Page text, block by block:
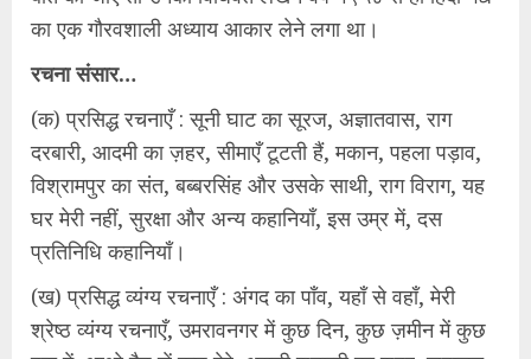
का एक गौरवशाली अध्याय आकार लेने लगा था।
रचना संसार…
(क) प्रसिद्ध रचनाएँ : सूनी घाट का सूरज, अज्ञातवास, राग
दरबारी, आदमी का ज़हर, सीमाएँ टूटती हैं, मकान, पहला पड़ाव,
विश्रामपुर का संत, बब्बरसिंह और उसके साथी, राग विराग, यह
घर मेरी नहीं, सुरक्षा और अन्य कहानियाँ, इस उम्र में, दस
प्रतिनिधि कहानियाँ।
(ख) प्रसिद्ध व्यंग्य रचनाएँ : अंगद का पाँव, यहाँ से वहाँ, मेरी
श्रेष्‍ठ व्यंग्य रचनाएँ, उमरावनगर में कुछ दिन, कुछ ज़मीन में कुछ